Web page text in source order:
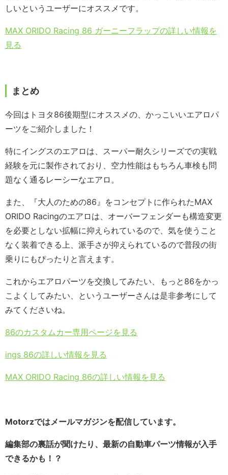
しいというユーザーにオススメです。
MAX ORIDO Racing 86 ガーニーフラップの詳しい情報を
見る
まとめ
今回はトヨタ86後期型にオススメの、かっこいいエアロパ
ーツをご紹介しました！
特にイングスのエアロは、スーパー耐久シリーズでの実戦
経験を元に製作されており、空力性能はもちろん車検も問
題なく通るレーシーなエアロ。
また、『大人のための86』をコンセプトに作られたMAX
ORIDO Racingのエアロは、オーバーフェンダーも構造変更
を必要としない拡幅に抑えられているので、気を使うこと
なく装着できる上、派手さが抑えられているので普段の街
乗りにもぴったりと言えます。
これからエアロパーツを交換してみたい、もっと86をかっ
こよくしてみたい、というユーザーさんは是非参考にして
みてくださいね。
86のカスタムカー専用ページを見る
ings 86の詳しい情報を見る
MAX ORIDO Racing 86の詳しい情報を見る
Motorzではメールマガジンを配信しています。
編集部の裏話が聞けたり、最新の自動車パーツ情報が入手
できるかも！？